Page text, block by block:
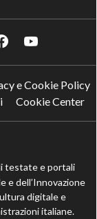
e Cookie Policy
Cookie Center
testate e portali
e dell’Innovazione
digitale e
italiane.